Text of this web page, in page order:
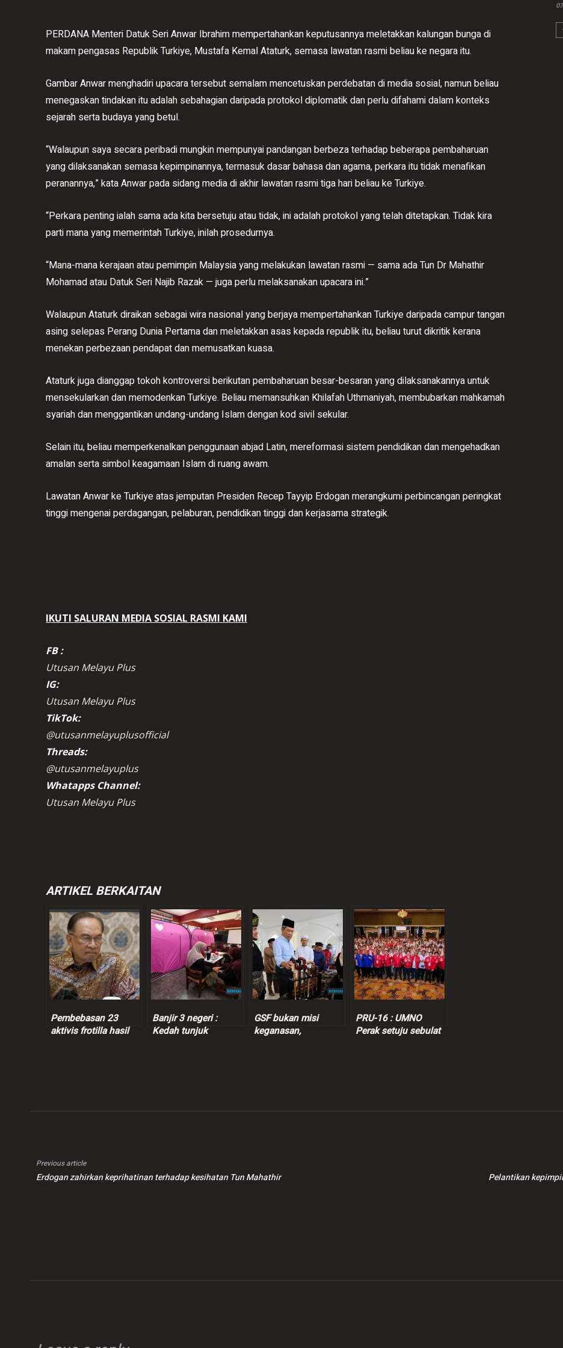
PERDANA Menteri Datuk Seri Anwar Ibrahim mempertahankan keputusannya meletakkan kalungan bunga di
makam pengasas Republik Turkiye, Mustafa Kemal Ataturk, semasa lawatan rasmi beliau ke negara itu.
Gambar Anwar menghadiri upacara tersebut semalam mencetuskan perdebatan di media sosial, namun beliau
menegaskan tindakan itu adalah sebahagian daripada protokol diplomatik dan perlu difahami dalam konteks
sejarah serta budaya yang betul.
“Walaupun saya secara peribadi mungkin mempunyai pandangan berbeza terhadap beberapa pembaharuan
yang dilaksanakan semasa kepimpinannya, termasuk dasar bahasa dan agama, perkara itu tidak menafikan
peranannya,” kata Anwar pada sidang media di akhir lawatan rasmi tiga hari beliau ke Turkiye.
“Perkara penting ialah sama ada kita bersetuju atau tidak, ini adalah protokol yang telah ditetapkan. Tidak kira
parti mana yang memerintah Turkiye, inilah prosedurnya.
“Mana-mana kerajaan atau pemimpin Malaysia yang melakukan lawatan rasmi — sama ada Tun Dr Mahathir
Mohamad atau Datuk Seri Najib Razak — juga perlu melaksanakan upacara ini.”
Walaupun Ataturk diraikan sebagai wira nasional yang berjaya mempertahankan Turkiye daripada campur tangan
asing selepas Perang Dunia Pertama dan meletakkan asas kepada republik itu, beliau turut dikritik kerana
menekan perbezaan pendapat dan memusatkan kuasa.
Ataturk juga dianggap tokoh kontroversi berikutan pembaharuan besar-besaran yang dilaksanakannya untuk
mensekularkan dan memodenkan Turkiye. Beliau memansuhkan Khilafah Uthmaniyah, membubarkan mahkamah
syariah dan menggantikan undang-undang Islam dengan kod sivil sekular.
Selain itu, beliau memperkenalkan penggunaan abjad Latin, mereformasi sistem pendidikan dan mengehadkan
amalan serta simbol keagamaan Islam di ruang awam.
Lawatan Anwar ke Turkiye atas jemputan Presiden Recep Tayyip Erdogan merangkumi perbincangan peringkat
tinggi mengenai perdagangan, pelaburan, pendidikan tinggi dan kerjasama strategik.
IKUTI SALURAN MEDIA SOSIAL RASMI KAMI
FB :
Utusan Melayu Plus
IG:
Utusan Melayu Plus
TikTok:
@utusanmelayuplusofficial
Threads:
@utusanmelayuplus
Whatapps Channel:
Utusan Melayu Plus
ARTIKEL BERKAITAN
Pembebasan 23
aktivis frotilla hasil
Banjir 3 negeri :
Kedah tunjuk
GSF bukan misi
keganasan,
PRU-16 : UMNO
Perak setuju sebulat
Previous article
Erdogan zahirkan keprihatinan terhadap kesihatan Tun Mahathir Pelantikan